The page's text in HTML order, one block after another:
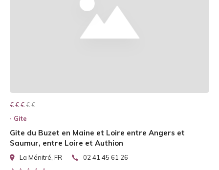
€ € € € €
€ € €
Gite
Gite du Buzet en Maine et Loire entre Angers et
Saumur, entre Loire et Authion
La Ménitré, FR 02 41 45 61 26